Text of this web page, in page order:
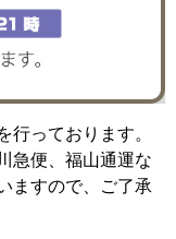
行っております。
急便、福山通運な
ますので、ご了承